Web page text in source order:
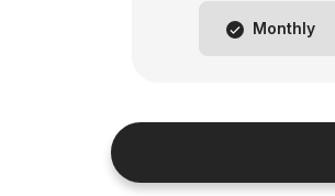
Frequency
Monthly